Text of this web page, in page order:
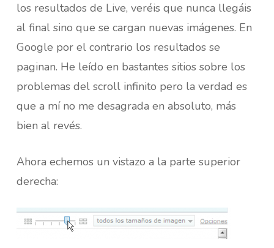
los resultados de Live, veréis que nunca llegáis
al final sino que se cargan nuevas imágenes. En
Google por el contrario los resultados se
paginan. He leído en bastantes sitios sobre los
problemas del scroll infinito pero la verdad es
que a mí no me desagrada en absoluto, más
bien al revés.
Ahora echemos un vistazo a la parte superior
derecha: